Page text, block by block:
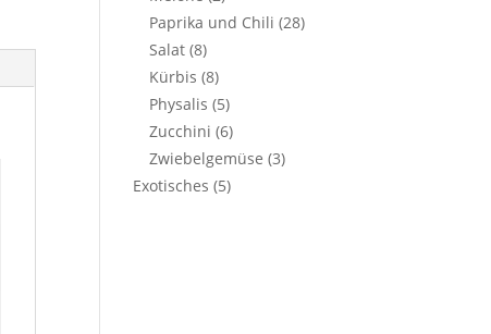
Paprika und Chili (28)
Salat (8)
Kürbis (8)
Physalis (5)
Zucchini (6)
Zwiebelgemüse (3)
Exotisches (5)